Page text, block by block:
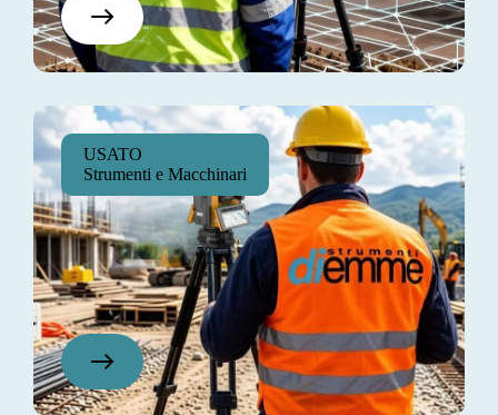
USATO
Strumenti e Macchinari